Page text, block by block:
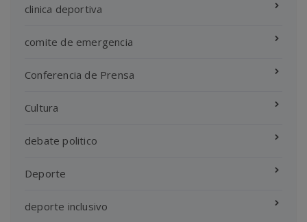
clinica deportiva
comite de emergencia
Conferencia de Prensa
Cultura
debate politico
Deporte
deporte inclusivo